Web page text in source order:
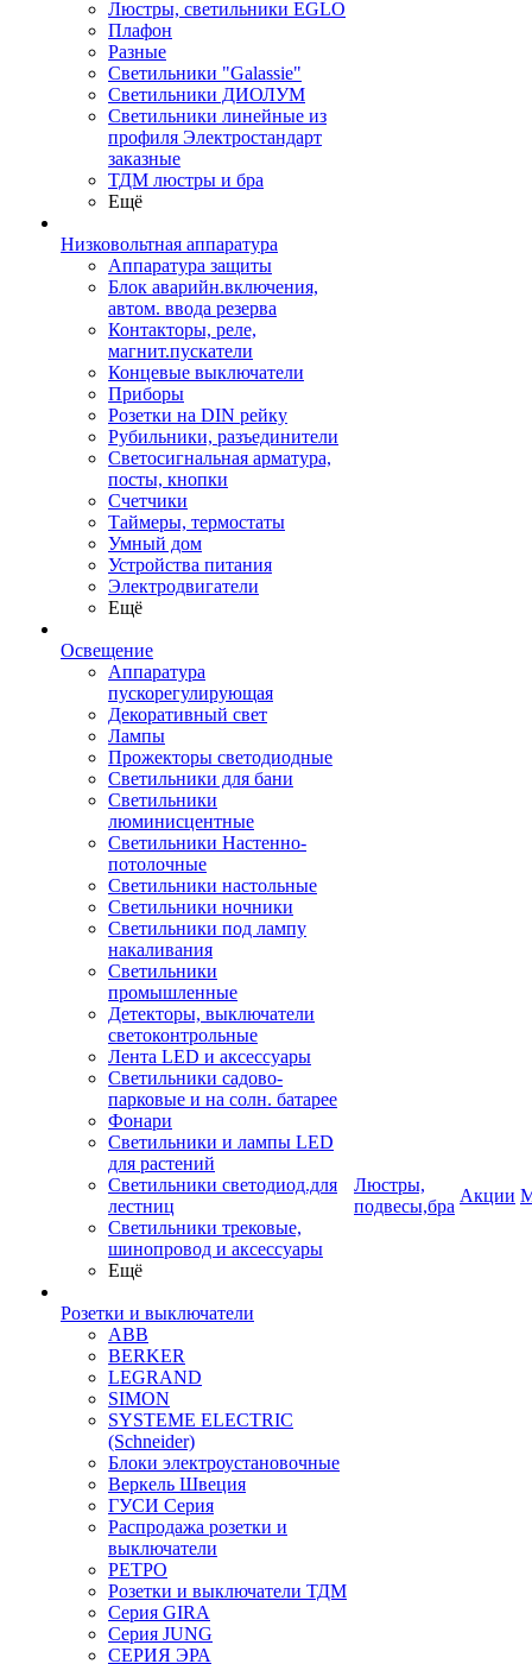
Люстры, светильники EGLO
Плафон
Разные
Светильники "Galassie"
Светильники ДИОЛУМ
Светильники линейные из
профиля Электростандарт
заказные
ТДМ люстры и бра
Ещё
Низковольтная аппаратура
Аппаратура защиты
Блок аварийн.включения,
автом. ввода резерва
Контакторы, реле,
магнит.пускатели
Концевые выключатели
Приборы
Розетки на DIN рейку
Рубильники, разъединители
Светосигнальная арматура,
посты, кнопки
Счетчики
Таймеры, термостаты
Умный дом
Устройства питания
Электродвигатели
Ещё
Освещение
Аппаратура
пускорегулирующая
Декоративный свет
Лампы
Прожекторы светодиодные
Светильники для бани
Светильники
люминисцентные
Светильники Настенно-
потолочные
Светильники настольные
Светильники ночники
Светильники под лампу
накаливания
Светильники
промышленные
Детекторы, выключатели
светоконтрольные
Лента LED и аксессуары
Светильники садово-
парковые и на солн. батарее
Фонари
Светильники и лампы LED
для растений
Светильники светодиод.для
лестниц
Светильники трековые,
шинопровод и аксессуары
Ещё
Розетки и выключатели
ABB
BERKER
LEGRAND
SIMON
SYSTEME ELECTRIC
(Schneider)
Блоки электроустановочные
Веркель Швеция
ГУСИ Серия
Распродажа розетки и
выключатели
РЕТРО
Розетки и выключатели ТДМ
Серия GIRA
Серия JUNG
СЕРИЯ ЭРА
Люстры,
подвесы,бра
Акции